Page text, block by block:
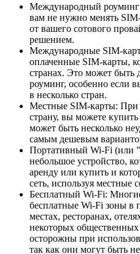
Международный роуминг:
вам не нужно менять
от вашего сотового
решением.
Международные SIM-
оплаченные SIM-карты,
странах. Это может
роуминг, особенно если
в несколько стран.
Местные SIM-карты:
страну, вы можете
может быть несколько
самым дешевым
Портативный Wi-Fi (или
небольшое устройство,
аренду или купить и
сеть, используя местные
Бесплатный Wi-Fi:
бесплатные Wi-Fi зоны в
местах, ресторанах,
некоторых общественных
осторожны при
так как они могут быть